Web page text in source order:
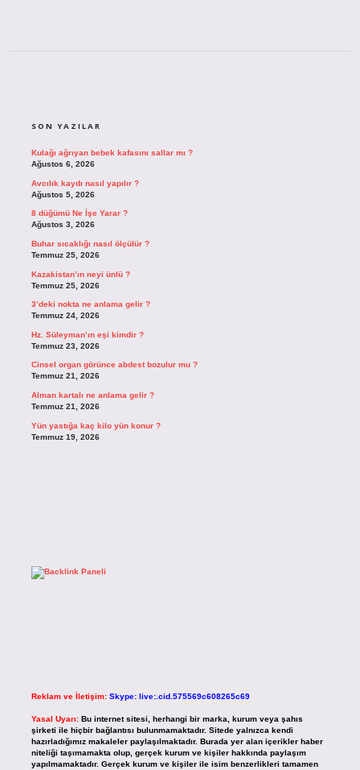
SON YAZILAR
Kulağı ağrıyan bebek kafasını sallar mı ?
Ağustos 6, 2026
Avcılık kaydı nasıl yapılır ?
Ağustos 5, 2026
8 düğümü Ne İşe Yarar ?
Ağustos 3, 2026
Buhar sıcaklığı nasıl ölçülür ?
Temmuz 25, 2026
Kazakistan’ın neyi ünlü ?
Temmuz 25, 2026
3’deki nokta ne anlama gelir ?
Temmuz 24, 2026
Hz. Süleyman’ın eşi kimdir ?
Temmuz 23, 2026
Cinsel organ görünce abdest bozulur mu ?
Temmuz 21, 2026
Alman kartalı ne anlama gelir ?
Temmuz 21, 2026
Yün yastığa kaç kilo yün konur ?
Temmuz 19, 2026
Reklam ve İletişim: Skype: live:.cid.575569c608265c69
Yasal Uyarı: Bu internet sitesi, herhangi bir marka, kurum veya şahıs
şirketi ile hiçbir bağlantısı bulunmamaktadır. Sitede yalnızca kendi
hazırladığımız makaleler paylaşılmaktadır. Burada yer alan içerikler haber
niteliği taşımamakta olup, gerçek kurum ve kişiler hakkında paylaşım
yapılmamaktadır. Gerçek kurum ve kişiler ile isim benzerlikleri tamamen